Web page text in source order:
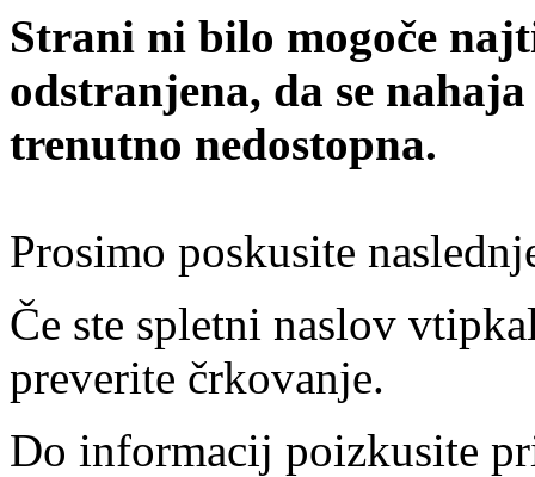
Strani ni bilo mogoče
odstranjena, da se
trenutno nedostopna.
Prosimo poskusite
Če ste spletni naslov
preverite črkovanje.
Do informacij poizkusite